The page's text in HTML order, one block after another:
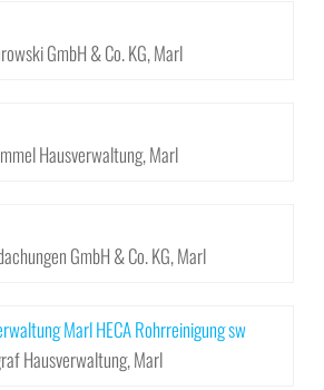
GmbH & Co. KG, Marl
Hausverwaltung, Marl
GmbH & Co. KG, Marl
Hausverwaltung, Marl